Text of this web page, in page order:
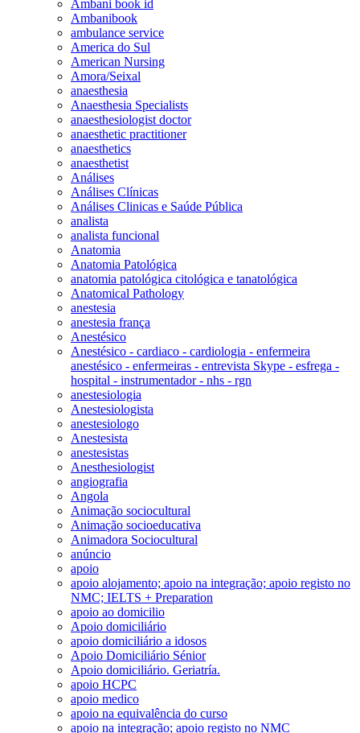
Ambani book id
Ambanibook
ambulance service
America do Sul
American Nursing
Amora/Seixal
anaesthesia
Anaesthesia Specialists
anaesthesiologist doctor
anaesthetic practitioner
anaesthetics
anaesthetist
Análises
Análises Clínicas
Análises Clinicas e Saúde Pública
analista
analista funcional
Anatomia
Anatomia Patológica
anatomia patológica citológica e tanatológica
Anatomical Pathology
anestesia
anestesia frança
Anestésico
Anestésico - cardiaco - cardiologia - enfermeira
anestésico - enfermeiras - entrevista Skype - esfrega -
hospital - instrumentador - nhs - rgn
anestesiologia
Anestesiologista
anestesiologo
Anestesista
anestesistas
Anesthesiologist
angiografia
Angola
Animação sociocultural
Animação socioeducativa
Animadora Sociocultural
anúncio
apoio
apoio alojamento; apoio na integração; apoio registo no
NMC; IELTS + Preparation
apoio ao domicilio
Apoio domiciliário
apoio domiciliário a idosos
Apoio Domiciliário Sénior
Apoio domiciliário. Geriatría.
apoio HCPC
apoio medico
apoio na equivalência do curso
apoio na integração; apoio registo no NMC